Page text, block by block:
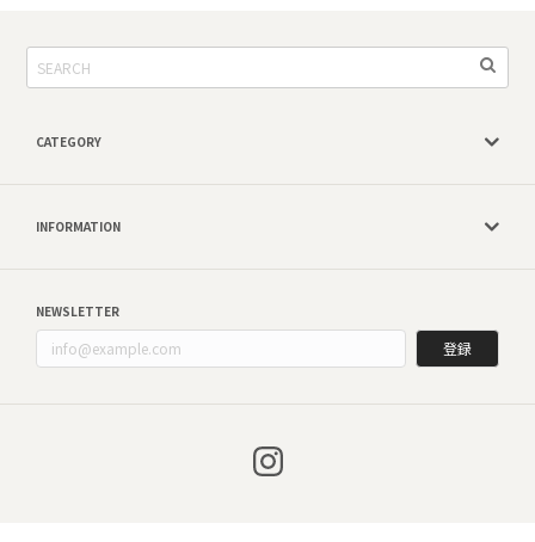
CATEGORY
INFORMATION
NEWSLETTER
登録